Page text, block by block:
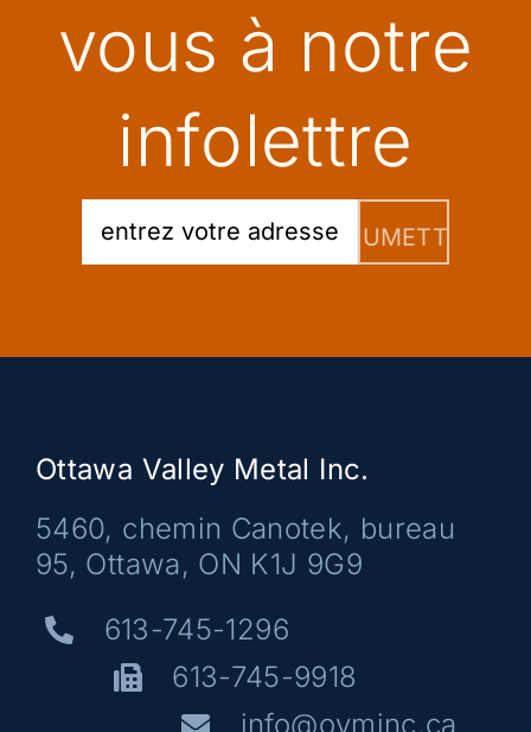
vous à notre
infolettre
Ottawa Valley Metal Inc.
5460, chemin Canotek, bureau
95, Ottawa, ON K1J 9G9
613-745-1296
613-745-9918
info@ovminc.ca